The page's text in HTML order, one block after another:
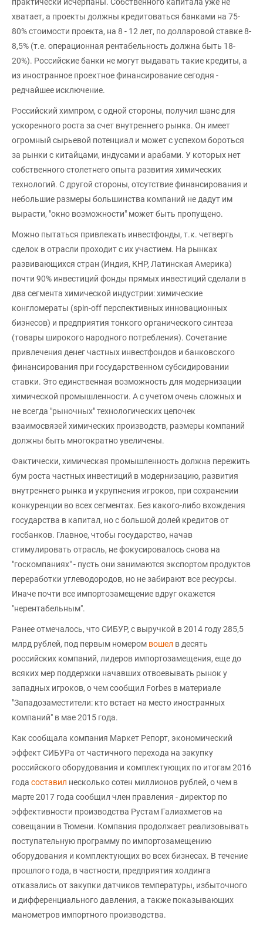
хватает, а проекты должны кредитоваться банками на 75-
80% стоимости проекта, на 8 - 12 лет, по долларовой ставке 8-
8,5% (т.е. операционная рентабельность должна быть 18-
20%). Российские банки не могут выдавать такие кредиты, а
из иностранное проектное финансирование сегодня -
редчайшее исключение.
Российский химпром, с одной стороны, получил шанс для
ускоренного роста за счет внутреннего рынка. Он имеет
огромный сырьевой потенциал и может с успехом бороться
за рынки с китайцами, индусами и арабами. У которых нет
собственного столетнего опыта развития химических
технологий. С другой стороны, отсутствие финансирования и
небольшие размеры большинства компаний не дадут им
вырасти, "окно возможности" может быть пропущено.
Можно пытаться привлекать инвестфонды, т.к. четверть
сделок в отрасли проходит с их участием. На рынках
развивающихся стран (Индия, КНР, Латинская Америка)
почти 90% инвестиций фонды прямых инвестиций сделали в
два сегмента химической индустрии: химические
конгломераты (spin-off перспективных инновационных
бизнесов) и предприятия тонкого органического синтеза
(товары широкого народного потребления). Сочетание
привлечения денег частных инвестфондов и банковского
финансирования при государственном субсидировании
ставки. Это единственная возможность для модернизации
химической промышленности. А с учетом очень сложных и
не всегда "рыночных" технологических цепочек
взаимосвязей химических производств, размеры компаний
должны быть многократно увеличены.
Фактически, химическая промышленность должна пережить
бум роста частных инвестиций в модернизацию, развития
внутреннего рынка и укрупнения игроков, при сохранении
конкуренции во всех сегментах. Без какого-либо вхождения
государства в капитал, но с большой долей кредитов от
госбанков. Главное, чтобы государство, начав
стимулировать отрасль, не фокусировалось снова на
"госкомпаниях" - пусть они занимаются экспортом продуктов
переработки углеводородов, но не забирают все ресурсы.
Иначе почти все импортозамещение вдруг окажется
"нерентабельным".
Ранее отмечалось, что СИБУР, с выручкой в 2014 году 285,5
млрд рублей, под первым номером вошел в десять
российских компаний, лидеров импортозамещения, еще до
всяких мер поддержки начавших отвоевывать рынок у
западных игроков, о чем сообщил Forbes в материале
"Западозаместители: кто встает на место иностранных
компаний" в мае 2015 года.
Как сообщала компания Маркет Репорт, экономический
эффект СИБУРа от частичного перехода на закупку
российского оборудования и комплектующих по итогам 2016
года составил несколько сотен миллионов рублей, о чем в
марте 2017 года сообщил член правления - директор по
эффективности производства Рустам Галиахметов на
совещании в Тюмени. Компания продолжает реализовывать
поступательную программу по импортозамещению
оборудования и комплектующих во всех бизнесах. В течение
прошлого года, в частности, предприятия холдинга
отказались от закупки датчиков температуры, избыточного
и дифференциального давления, а также показывающих
манометров импортного производства.